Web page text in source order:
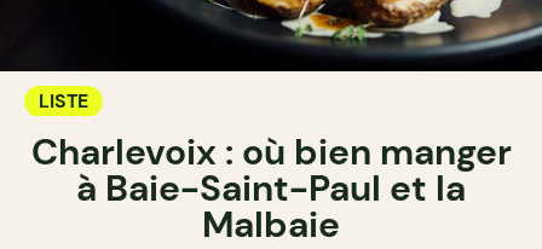
LISTE
Charlevoix : où bien manger
à Baie-Saint-Paul et la
Malbaie